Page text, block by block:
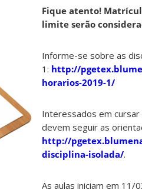
Fique atento!
limite serão
Informe-se sobre as
1: http://
horarios-2019-1/
Interessados em cursar
devem seguir as
http://
disciplina-isolada/.
As aulas iniciam em 11/